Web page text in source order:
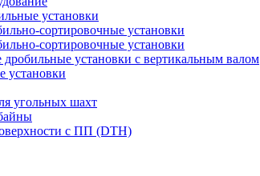
установки
сортировочные установки
сортировочные установки
установки с вертикальным валом
установки
угольных шахт
с ПП (DTH)